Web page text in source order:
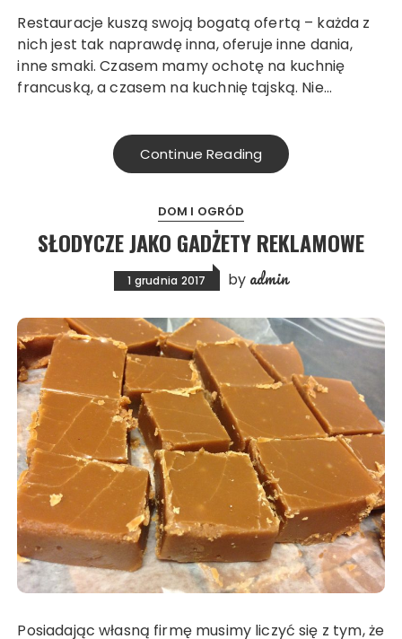
Restauracje kuszą swoją bogatą ofertą – każda z
nich jest tak naprawdę inna, oferuje inne dania,
inne smaki. Czasem mamy ochotę na kuchnię
francuską, a czasem na kuchnię tajską. Nie…
Continue Reading
DOM I OGRÓD
SŁODYCZE JAKO GADŻETY REKLAMOWE
1 grudnia 2017 by admin
Posiadając własną firmę musimy liczyć się z tym, że